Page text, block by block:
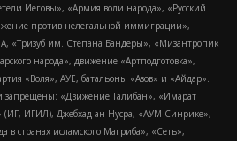
Иеговы», «Армия воли народа», «Русский
против нелегальной иммиграции»,
«Тризуб им. Степана Бандеры», «Мизантропик
народа», движение «Артподготовка»,
«Воля», АУЕ, батальоны «Азов» и «Айдар».
запрещены: «Движение Талибан», «Имарат
(ИГ, ИГИЛ), Джебхад-ан-Нусра, «АУМ Синрике»,
в странах исламского Магриба», «Сеть»,